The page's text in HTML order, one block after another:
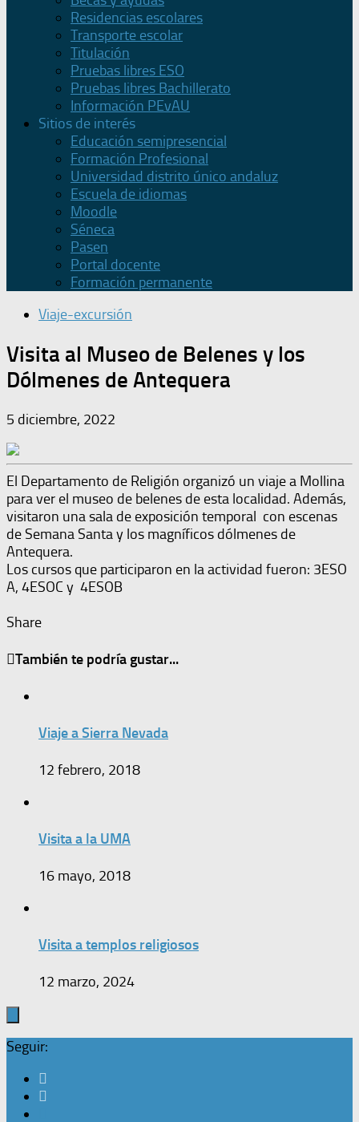
Residencias escolares
Transporte escolar
Titulación
Pruebas libres ESO
Pruebas libres Bachillerato
Información PEvAU
Sitios de interés
Educación semipresencial
Formación Profesional
Universidad distrito único andaluz
Escuela de idiomas
Moodle
Séneca
Pasen
Portal docente
Formación permanente
Viaje-excursión
Visita al Museo de Belenes y los
Dólmenes de Antequera
5 diciembre, 2022
El Departamento de Religión organizó un viaje a Mollina
para ver el museo de belenes de esta localidad. Además,
visitaron una sala de exposición temporal con escenas
de Semana Santa y los magníficos dólmenes de
Antequera.
Los cursos que participaron en la actividad fueron: 3ESO
A, 4ESOC y 4ESOB
Share
También te podría gustar...
Viaje a Sierra Nevada
12 febrero, 2018
Visita a la UMA
16 mayo, 2018
Visita a templos religiosos
12 marzo, 2024
Seguir: